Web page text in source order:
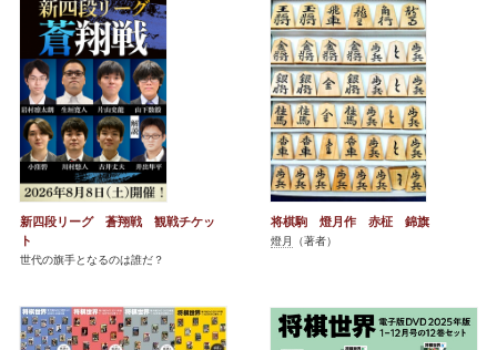
新四段リーグ 蒼翔戦 観戦チケッ
ト
世代の旗手となるのは誰だ？
将棋駒 燈月作 赤柾 錦旗
燈月 （著者）